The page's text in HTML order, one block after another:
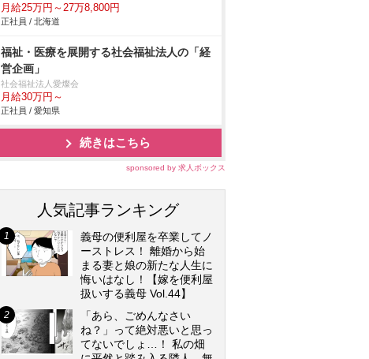
月給25万円～27万8,800円
正社員 / 北海道
福祉・医療を展開する社会福祉法人の「経
営企画」
社会福祉法人愛燦会
月給30万円～
正社員 / 愛知県
続きはこちら
sponsored by 求人ボックス
人気記事ランキング
義母の便利屋を卒業してノ
ーストレス！ 離婚から始
まる妻と娘の新たな人生に
悔いはなし！【嫁を便利屋
扱いする義母 Vol.44】
「あら、ごめんなさい
ね？」って絶対悪いと思っ
てないでしょ…！ 私の畑